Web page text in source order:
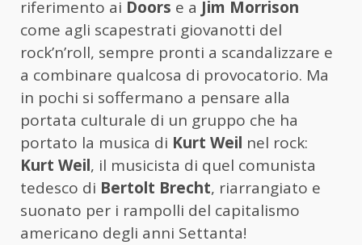
riferimento ai Doors e a Jim Morrison
come agli scapestrati giovanotti del
rock’n’roll, sempre pronti a scandalizzare e
a combinare qualcosa di provocatorio. Ma
in pochi si soffermano a pensare alla
portata culturale di un gruppo che ha
portato la musica di Kurt Weil nel rock:
Kurt Weil, il musicista di quel comunista
tedesco di Bertolt Brecht, riarrangiato e
suonato per i rampolli del capitalismo
americano degli anni Settanta!